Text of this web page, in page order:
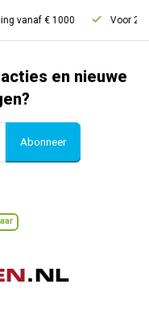
vanaf € 1000 Voor 21u
en nieuwe
Abonneer